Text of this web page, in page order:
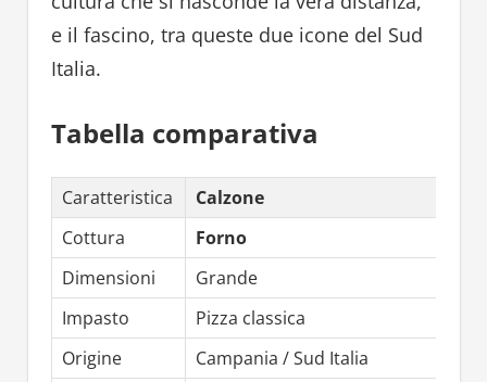
e il fascino, tra queste due icone del Sud
Italia.
Tabella comparativa
Caratteristica
Calzone
Cottura
Forno
Dimensioni
Grande
Impasto
Pizza classica
Origine
Campania / Sud Italia